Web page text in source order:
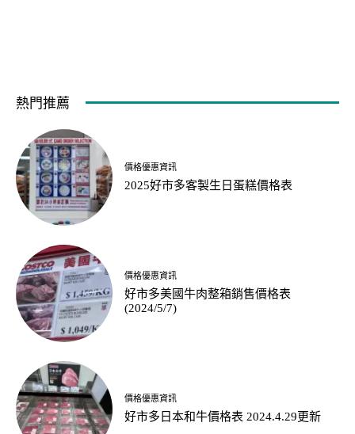
熱門推薦
價格優惠資訊
2025好市多客製生日蛋糕價格表
價格優惠資訊
好市多美國牛肉整箱銷售價格表
(2024/5/7)
價格優惠資訊
好市多日本和牛價格表 2024.4.29更新